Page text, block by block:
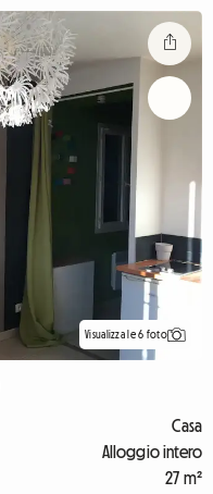
Visualizza le 6 foto
Casa
Alloggio intero
27 m²